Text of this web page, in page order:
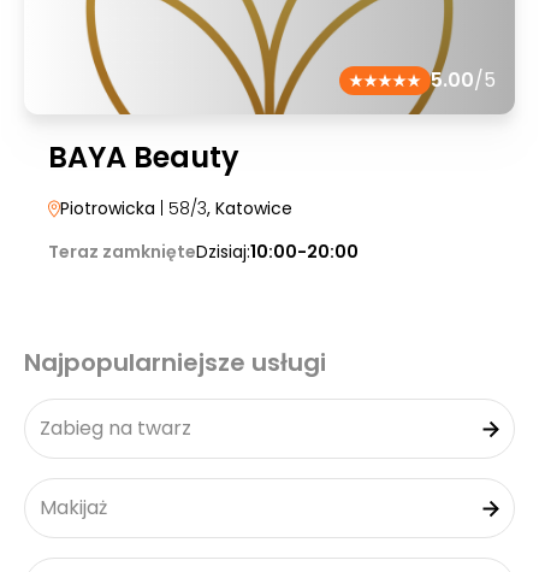
5.00/5
BAYA Beauty
Piotrowicka | 58/3, Katowice
Teraz zamknięteDzisiaj:10:00-20:00
Najpopularniejsze usługi
Zabieg na twarz
Makijaż